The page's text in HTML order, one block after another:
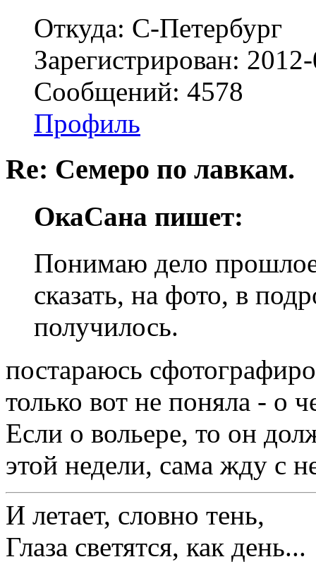
Откуда: С-Петербург
Зарегистрирован:
Сообщений: 4578
Профиль
Re: Семеро по лавкам.
ОкаСана пишет:
Понимаю дело
сказать, на фото, в
получилось.
постараюсь
только вот не поняла - о
Если о вольере, то он
этой недели, сама жду с
И летает, словно тень,
Глаза светятся, как день...